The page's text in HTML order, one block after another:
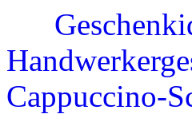
Cappuccino-